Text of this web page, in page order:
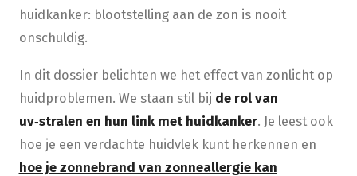
huidkanker: blootstelling aan de zon is nooit
onschuldig.
In dit dossier belichten we het effect van zonlicht op
huidproblemen. We staan stil bij de rol van
uv‑stralen en hun link met huidkanker. Je leest ook
hoe je een verdachte huidvlek kunt herkennen en
hoe je zonnebrand van zonneallergie kan